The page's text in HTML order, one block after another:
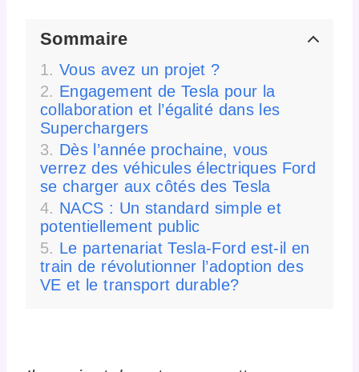
Sommaire
Vous avez un projet ?
Engagement de Tesla pour la
collaboration et l’égalité dans les
Superchargers
Dès l’année prochaine, vous
verrez des véhicules électriques Ford
se charger aux côtés des Tesla
NACS : Un standard simple et
potentiellement public
Le partenariat Tesla-Ford est-il en
train de révolutionner l’adoption des
VE et le transport durable?